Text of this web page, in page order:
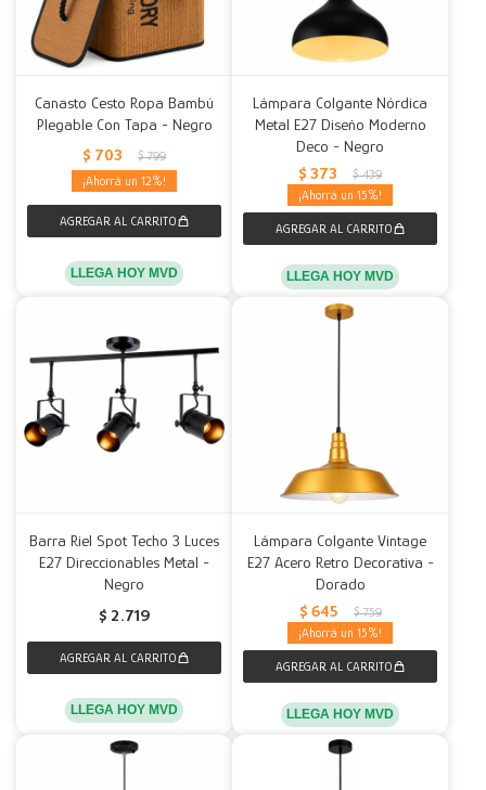
Canasto Cesto Ropa Bambú
Plegable Con Tapa - Negro
$ 703 $ 799
12
LLEGA HOY MVD
Lámpara Colgante Nórdica
Metal E27 Diseño Moderno
Deco - Negro
$ 373 $ 439
15
LLEGA HOY MVD
Barra Riel Spot Techo 3 Luces
E27 Direccionables Metal -
Negro
$ 2.719
LLEGA HOY MVD
Lámpara Colgante Vintage
E27 Acero Retro Decorativa -
Dorado
$ 645 $ 759
15
LLEGA HOY MVD